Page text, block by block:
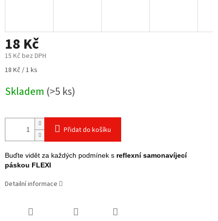
18 Kč
15 Kč bez DPH
Měrná
18 Kč / 1 ks
Skladem (>5 ks)
Přidat do košíku
Buďte vidět za každých podmínek s reflexní samonavíjecí
páskou FLEXI
Detailní informace